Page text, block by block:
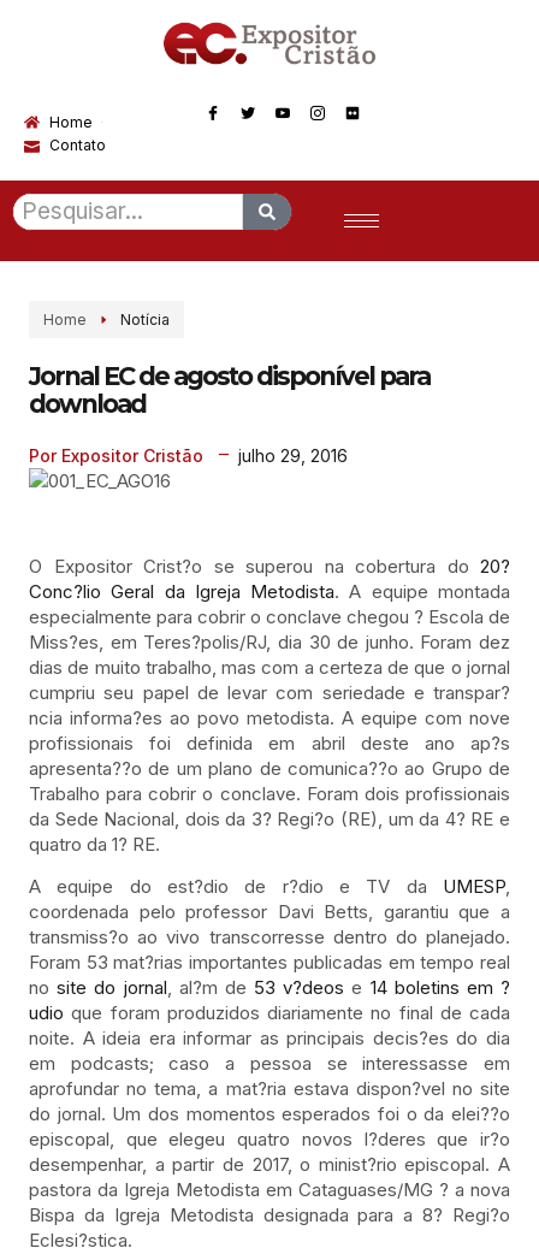
Home
Contato
Home Notícia
Jornal EC de agosto disponível para
download
Por Expositor Cristão julho 29, 2016
O Expositor Crist?o se superou na cobertura do 20?
Conc?lio Geral da Igreja Metodista. A equipe montada
especialmente para cobrir o conclave chegou ? Escola de
Miss?es, em Teres?polis/RJ, dia 30 de junho. Foram dez
dias de muito trabalho, mas com a certeza de que o jornal
cumpriu seu papel de levar com seriedade e transpar?
ncia informa?es ao povo metodista. A equipe com nove
profissionais foi definida em abril deste ano ap?s
apresenta??o de um plano de comunica??o ao Grupo de
Trabalho para cobrir o conclave. Foram dois profissionais
da Sede Nacional, dois da 3? Regi?o (RE), um da 4? RE e
quatro da 1? RE.
A equipe do est?dio de r?dio e TV da UMESP,
coordenada pelo professor Davi Betts, garantiu que a
transmiss?o ao vivo transcorresse dentro do planejado.
Foram 53 mat?rias importantes publicadas em tempo real
nosite do jornal, al?m de 53 v?deos e 14 boletins em ?
udio que foram produzidos diariamente no final de cada
noite. A ideia era informar as principais decis?es do dia
em podcasts; caso a pessoa se interessasse em
aprofundar no tema, a mat?ria estava dispon?vel no site
do jornal. Um dos momentos esperados foi o da elei??o
episcopal, que elegeu quatro novos l?deres que ir?o
desempenhar, a partir de 2017, o minist?rio episcopal. A
pastora da Igreja Metodista em Cataguases/MG ? a nova
Bispa da Igreja Metodista designada para a 8? Regi?o
Eclesi?stica.